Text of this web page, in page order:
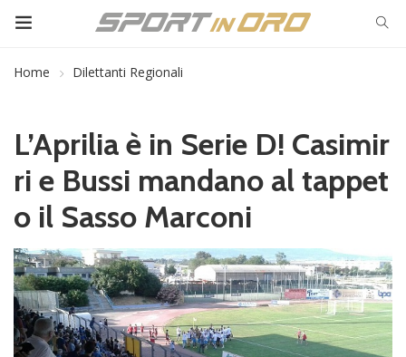
Home Dilettanti Regionali
L’Aprilia è in Serie D! Casimir
ri e Bussi mandano al tappet
o il Sasso Marconi